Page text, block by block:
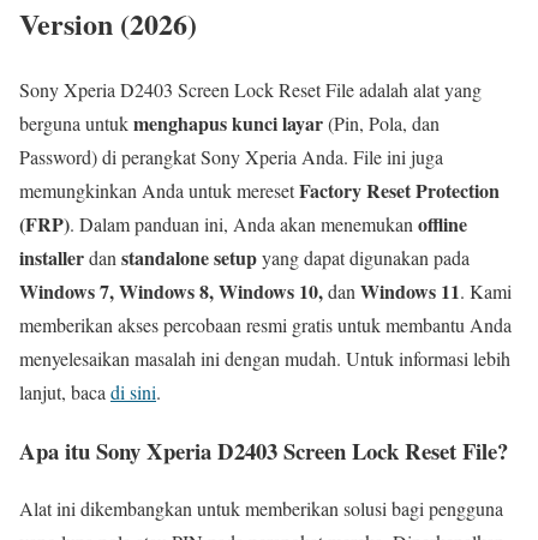
Version (2026)
Sony Xperia D2403 Screen Lock Reset File adalah alat yang
berguna untukmenghapus kunci layar(Pin, Pola, dan
Password) di perangkat Sony Xperia Anda. File ini juga
memungkinkan Anda untuk meresetFactory Reset Protection
(FRP). Dalam panduan ini, Anda akan menemukan offline
installerdan standalone setupyang dapat digunakan pada
Windows 7, Windows 8, Windows 10,dan Windows 11. Kami
memberikan akses percobaan resmi gratis untuk membantu Anda
menyelesaikan masalah ini dengan mudah. Untuk informasi lebih
lanjut, baca di sini.
Apa itu Sony Xperia D2403 Screen Lock Reset File?
Alat ini dikembangkan untuk memberikan solusi bagi pengguna